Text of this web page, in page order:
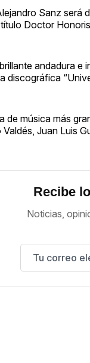
Sanz será
Doctor
andadura
discográfica
de música más
Juan Luis
Recibe
Noticias,